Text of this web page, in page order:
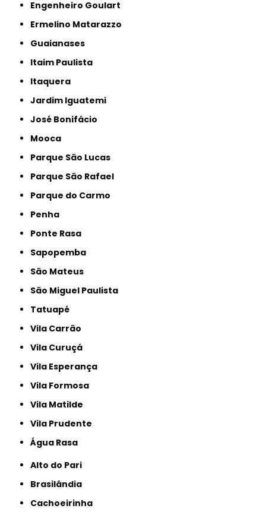
Engenheiro Goulart
Ermelino Matarazzo
Guaianases
Itaim Paulista
Itaquera
Jardim Iguatemi
José Bonifácio
Mooca
Parque São Lucas
Parque São Rafael
Parque do Carmo
Penha
Ponte Rasa
Sapopemba
São Mateus
São Miguel Paulista
Tatuapé
Vila Carrão
Vila Curuçá
Vila Esperança
Vila Formosa
Vila Matilde
Vila Prudente
Água Rasa
Alto do Pari
Brasilândia
Cachoeirinha